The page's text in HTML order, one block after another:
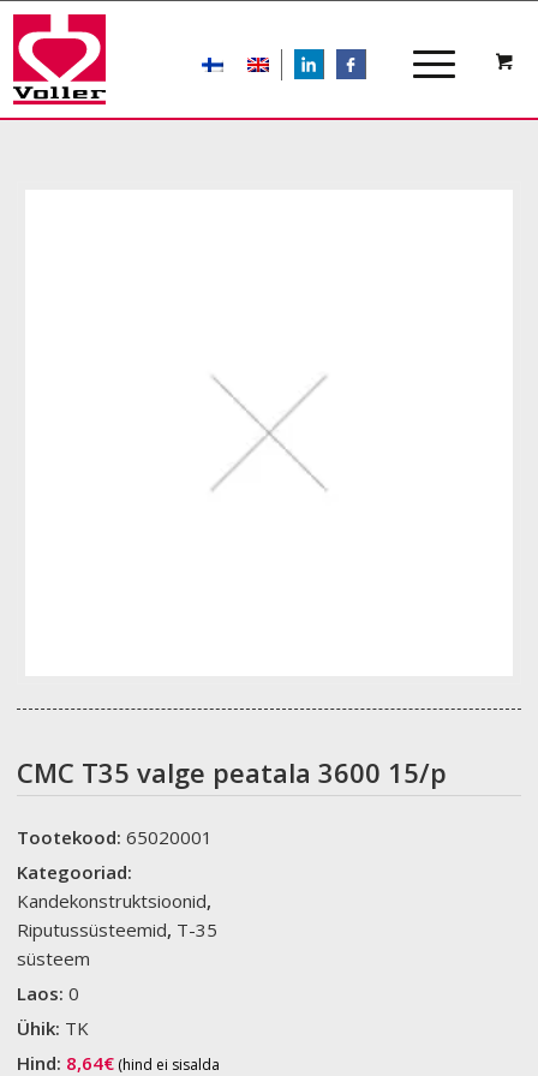
LIn
CMC T35 valge peatala 3600 15/p
Tootekood:65020001
Kategooriad:
Kandekonstruktsioonid,
Riputussüsteemid, T-35
süsteem
Laos:0
Ühik: TK
Hind: 8,64€ (hind ei sisalda